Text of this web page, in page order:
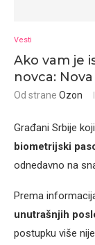
Vesti
Ako vam je
novca:
Od strane Ozon
Građani Srbije
biometrijski
odnedavno na
Prema
unutrašnjih
postupku više